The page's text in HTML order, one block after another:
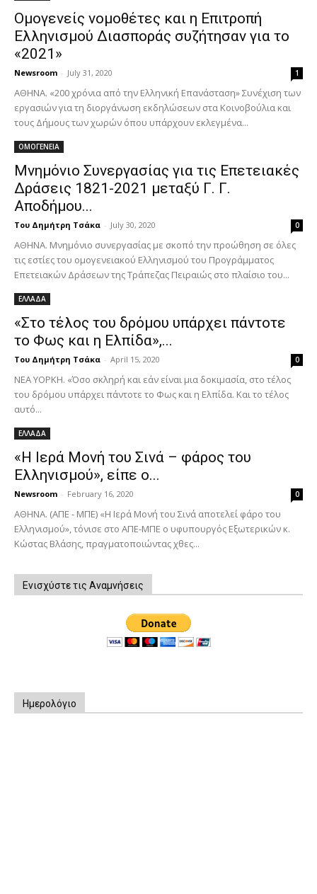
Ομογενείς νομοθέτες και η Επιτροπή
Ελληνισμού Διασποράς συζήτησαν για το
«2021»
Newsroom - July 31, 2020 1
ΑΘΗΝΑ. «200 χρόνια από την Ελληνική Επανάσταση» Συνέχιση των
εργασιών για τη διοργάνωση εκδηλώσεων στα Κοινοβούλια και
τους Δήμους των χωρών όπου υπάρχουν εκλεγμένα...
ΟΜΟΓΕΝΕΙΑ
Μνημόνιο Συνεργασίας για τις Επετειακές
Δράσεις 1821-2021 μεταξύ Γ. Γ.
Αποδήμου...
Του Δημήτρη Τσάκα - July 30, 2020 0
ΑΘΗΝΑ. Μνημόνιο συνεργασίας με σκοπό την προώθηση σε όλες
τις εστίες του ομογενειακού Ελληνισμού του Προγράμματος
Επετειακών Δράσεων της Τράπεζας Πειραιώς στο πλαίσιο του...
ΕΛΛΑΔΑ
«Στο τέλος του δρόμου υπάρχει πάντοτε
το Φως και η Ελπίδα»,...
Του Δημήτρη Τσάκα - April 15, 2020 0
ΝΕΑ ΥΟΡΚΗ. «Όσο σκληρή και εάν είναι μια δοκιμασία, στο τέλος
του δρόμου υπάρχει πάντοτε το Φως και η Ελπίδα. Και το τέλος
αυτό...
ΕΛΛΑΔΑ
«Η Ιερά Μονή του Σινά – φάρος του
Ελληνισμού», είπε ο...
Newsroom - February 16, 2020 0
ΑΘΗΝΑ. (ΑΠΕ - ΜΠΕ) «Η Ιερά Μονή του Σινά αποτελεί φάρο του
Ελληνισμού», τόνισε στο ΑΠΕ-ΜΠΕ ο υφυπουργός Εξωτερικών κ.
Κώστας Βλάσης, πραγματοποιώντας χθες...
Ενισχύστε τις Αναμνήσεις
Ημερολόγιο